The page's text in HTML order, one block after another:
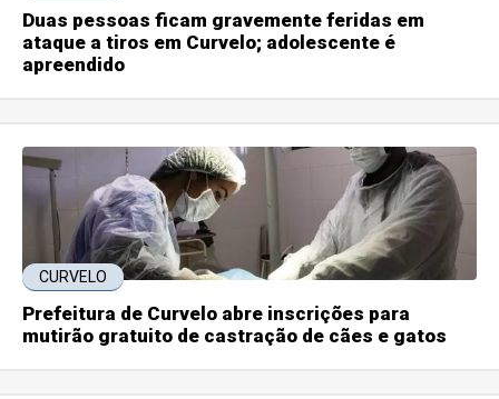
Duas pessoas ficam gravemente feridas em
ataque a tiros em Curvelo; adolescente é
apreendido
CURVELO
Prefeitura de Curvelo abre inscrições para
mutirão gratuito de castração de cães e gatos